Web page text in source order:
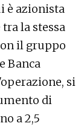
è azionista
la stessa
il gruppo
Banca
si
di
a 2,5